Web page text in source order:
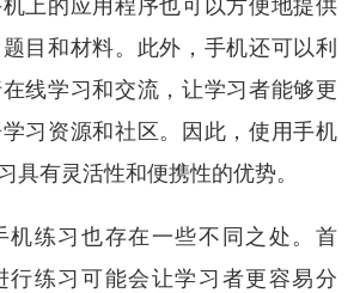
上的应用程序也可以方便地提供
目和材料。此外，手机还可以利
线学习和交流，让学习者能够更
习资源和社区。因此，使用手机
具有灵活性和便携性的优势。
机练习也存在一些不同之处。首
行练习可能会让学习者更容易分